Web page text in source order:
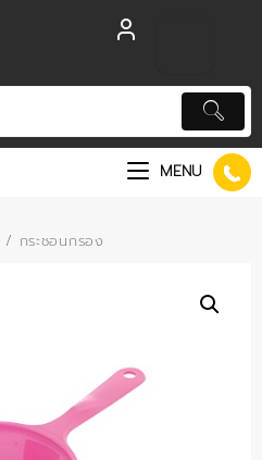
MENU
/ กระชอนกรอง